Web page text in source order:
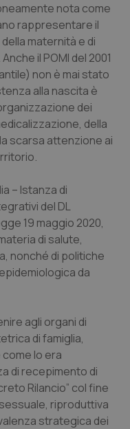
nota come
rappresentare il
maternità e di
il POMI del 2001
non è mai stato
alla nascita è
dei
della
scarsa attenzione ai
– Istanza di
del DL
19 maggio 2020,
di salute,
nonché di politiche
da
agli organi di
di famiglia,
lo era
di recepimento di
Rilancio” col fine
riproduttiva
strategica dei